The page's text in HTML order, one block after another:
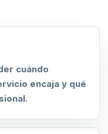
cuándo
encaja y qué